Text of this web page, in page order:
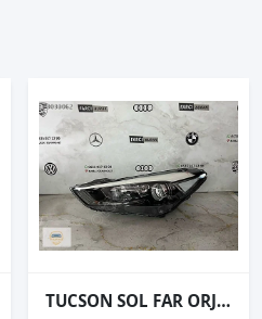
TUCSON SOL FAR ORJİNAL